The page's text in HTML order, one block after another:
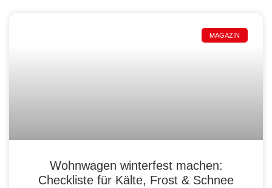
MAGAZIN
Wohnwagen winterfest machen:
Checkliste für Kälte, Frost & Schnee